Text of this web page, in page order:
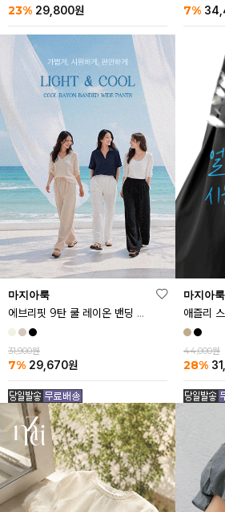
23% 29,800원 7%
마지아룩
에브리핏 9탄 쿨 레이온 밴딩 와이드 팬츠
31,900원
7% 29,670원
마지아룩
44,000원
28%